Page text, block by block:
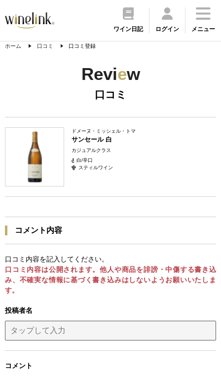
ワイン日記 ログイン メニュー
ホーム 口コミ 口コミ登録
Review
口コミ
ドメーヌ・ミッシェル・トマ
サンセール 白
カジュアルクラス
白/辛口
スティルワイン
コメント内容
口コミ内容を記入してください。
口コミ内容は公開されます。他人や商品を誹謗・中傷する書き込
み、不確実な情報に基づく書き込みはしないようお願いいたしま
す。
投稿者名
コメント